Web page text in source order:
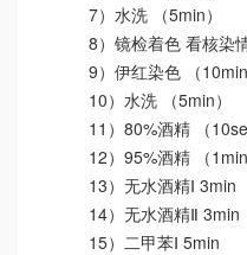
7）水洗 （5min）
8）镜检着色 看核染
9）伊红染色 （10min
10）水洗 （5min）
11）80%酒精 （
12）95%酒精 （1min
13）无水酒精Ⅰ 3min
14）无水酒精Ⅱ 3min
15）二甲苯Ⅰ 5min